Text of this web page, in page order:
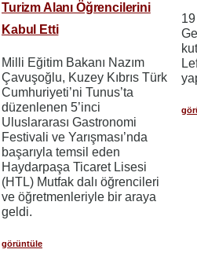
Turizm Alanı Öğrencilerini
Kabul Etti
Milli Eğitim Bakanı Nazım
Çavuşoğlu, Kuzey Kıbrıs Türk
Cumhuriyeti’ni Tunus’ta
düzenlenen 5’inci
Uluslararası Gastronomi
Festivali ve Yarışması’nda
başarıyla temsil eden
Haydarpaşa Ticaret Lisesi
(HTL) Mutfak dalı öğrencileri
ve öğretmenleriyle bir araya
geldi.
görüntüle